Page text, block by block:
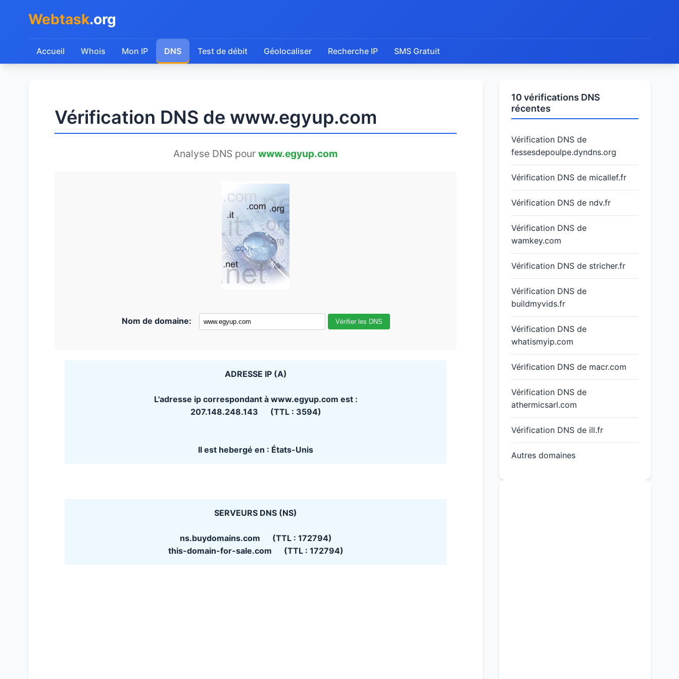
Webtask.org
Accueil Whois Mon IP DNS Test de débit Géolocaliser Recherche IP SMS Gratuit
Vérification DNS de www.egyup.com
Analyse DNS pour www.egyup.com
Nom de domaine: Vérifier les DNS
ADRESSE IP (A)
L'adresse ip correspondant à www.egyup.com est :
207.148.248.143 (TTL : 3594)
Il est hebergé en : États-Unis
SERVEURS DNS (NS)
ns.buydomains.com (TTL : 172794)
this-domain-for-sale.com (TTL : 172794)
10 vérifications DNS
récentes
Vérification DNS de
fessesdepoulpe.dyndns.org
Vérification DNS de micallef.fr
Vérification DNS de ndv.fr
Vérification DNS de
wamkey.com
Vérification DNS de stricher.fr
Vérification DNS de
buildmyvids.fr
Vérification DNS de
whatismyip.com
Vérification DNS de macr.com
Vérification DNS de
athermicsarl.com
Vérification DNS de ill.fr
Autres domaines